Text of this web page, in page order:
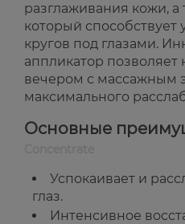
разглаживания кожи, а
который
кругов под глазами.
аппликатор позволяет
вечером с массажным
максимального
Основные
Успокаивает и
глаз.
Интенсивное